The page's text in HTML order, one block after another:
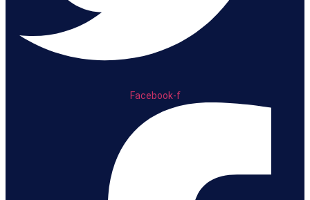
Facebook-f